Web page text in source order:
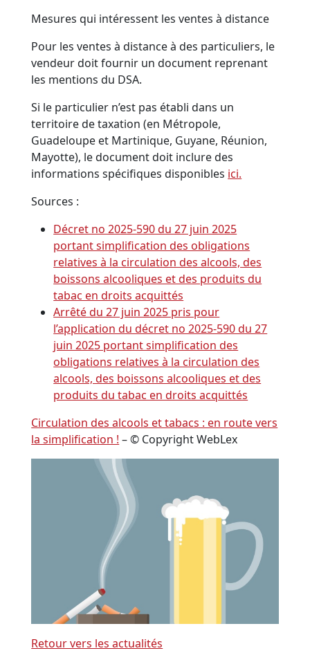
Mesures qui intéressent les ventes à distance
Pour les ventes à distance à des particuliers, le
vendeur doit fournir un document reprenant
les mentions du DSA.
Si le particulier n’est pas établi dans un
territoire de taxation (en Métropole,
Guadeloupe et Martinique, Guyane, Réunion,
Mayotte), le document doit inclure des
informations spécifiques disponibles ici.
Sources :
Décret no 2025-590 du 27 juin 2025
portant simplification des obligations
relatives à la circulation des alcools, des
boissons alcooliques et des produits du
tabac en droits acquittés
Arrêté du 27 juin 2025 pris pour
l’application du décret no 2025-590 du 27
juin 2025 portant simplification des
obligations relatives à la circulation des
alcools, des boissons alcooliques et des
produits du tabac en droits acquittés
Circulation des alcools et tabacs : en route vers
la simplification ! – © Copyright WebLex
Retour vers les actualités